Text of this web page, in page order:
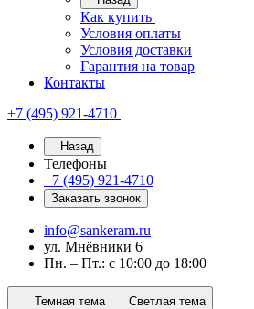
Как купить
Условия оплаты
Условия доставки
Гарантия на товар
Контакты
+7 (495) 921-4710
Назад
Телефоны
+7 (495) 921-4710
Заказать звонок
info@sankeram.ru
ул. Мнёвники 6
Пн. – Пт.: с 10:00 до 18:00
Темная тема Светлая тема